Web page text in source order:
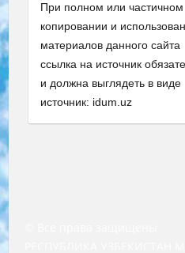
При полном или частичном
копировании и
материалов данного сайта
ссылка на источник
и должна выглядеть в виде
источник: idum.uz